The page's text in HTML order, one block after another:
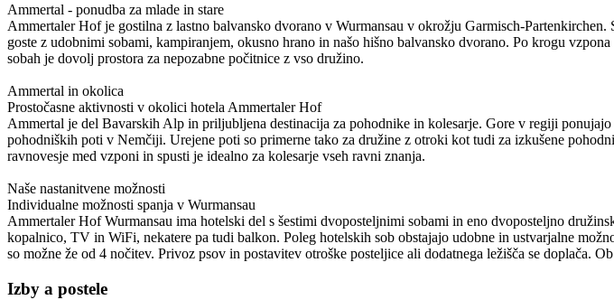
Ammertal - ponudba za mlade in stare
Ammertaler Hof je gostilna z lastno balvansko dvorano v Wurmansau v okrožju Garmisch-
goste z udobnimi sobami, kampiranjem, okusno hrano in našo hišno balvansko dvorano. Po krogu
sobah je dovolj prostora za nepozabne počitnice z vso družino.
Ammertal in okolica
Prostočasne aktivnosti v okolici hotela Ammertaler Hof
Ammertal je del Bavarskih Alp in priljubljena destinacija za pohodnike in kolesarje. Gore v regiji
pohodniških poti v Nemčiji. Urejene poti so primerne tako za družine z otroki kot tudi za izkušene
ravnovesje med vzponi in spusti je idealno za kolesarje vseh ravni znanja.
Naše nastanitvene možnosti
Individualne možnosti spanja v Wurmansau
Ammertaler Hof Wurmansau ima hotelski del s šestimi dvoposteljnimi sobami in eno dvoposteljno
kopalnico, TV in WiFi, nekatere pa tudi balkon. Poleg hotelskih sob obstajajo udobne in ustvarjalne
so možne že od 4 nočitev. Privoz psov in postavitev otroške posteljice ali dodatnega ležišča se doplača.
Izby a postele